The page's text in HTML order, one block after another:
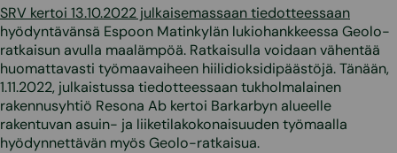
SRV kertoi 13.10.2022 julkaisemassaan tiedotteessaan
hyödyntävänsä Espoon Matinkylän lukiohankkeessa Geolo-
ratkaisun avulla maalämpöä. Ratkaisulla voidaan vähentää
huomattavasti työmaavaiheen hiilidioksidipäästöjä. Tänään,
1.11.2022, julkaistussa tiedotteessaan tukholmalainen
rakennusyhtiö Resona Ab kertoi Barkarbyn alueelle
rakentuvan asuin- ja liiketilakokonaisuuden työmaalla
hyödynnettävän myös Geolo-ratkaisua.